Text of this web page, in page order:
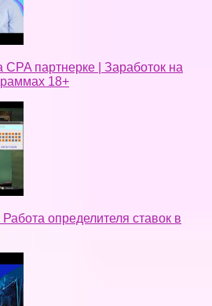
CPA партнерке | Заработок на
18+
определителя ставок в